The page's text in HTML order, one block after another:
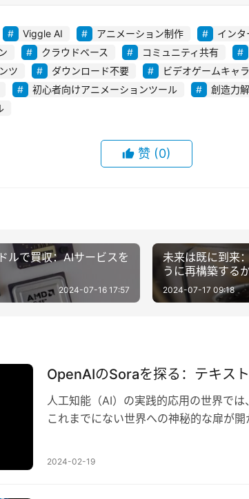
Viggle AI アニメーション制作
イン
クラウドベース コミュニティ共有
ツ
ダウンロード不要
ビデオゲームキャ
初心者向けアニメーションツール 創造力
赞 (0)
で買収：AIサービスを
2024-07-16 17:57
未来は既に到来
うに再構築する
2024-07-17 09:18
OpenAIのSoraを探る：テキス
人工知能（AI）の実践的応用の世界で
これまでにない世界への神秘的な扉が
2024-02-19